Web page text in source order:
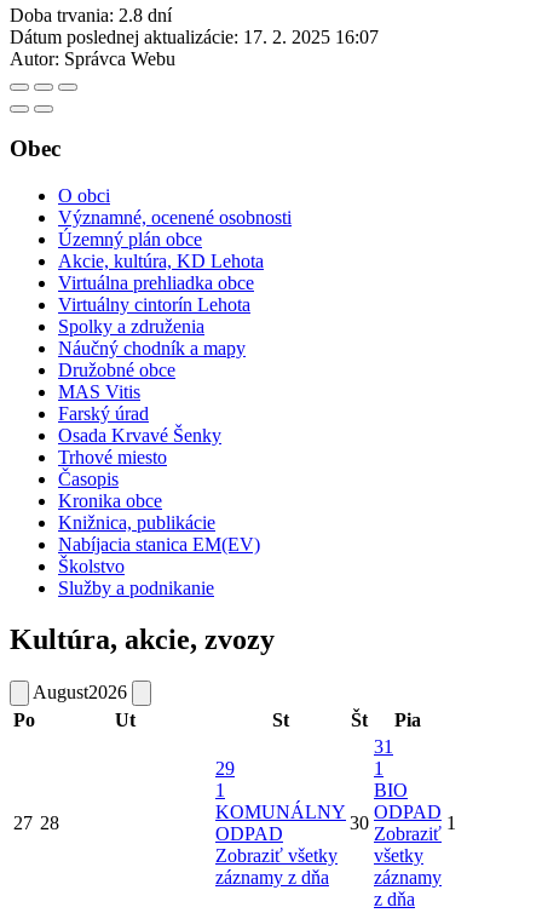
Doba trvania: 2.8 dní
Dátum poslednej aktualizácie: 17. 2. 2025 16:07
Autor: Správca Webu
Obec
O obci
Významné, ocenené osobnosti
Územný plán obce
Akcie, kultúra, KD Lehota
Virtuálna prehliadka obce
Virtuálny cintorín Lehota
Spolky a združenia
Náučný chodník a mapy
Družobné obce
MAS Vitis
Farský úrad
Osada Krvavé Šenky
Trhové miesto
Časopis
Kronika obce
Knižnica, publikácie
Nabíjacia stanica EM(EV)
Školstvo
Služby a podnikanie
Kultúra, akcie, zvozy
August2026
Po
Ut St Št Pia
27 28
29
1
KOMUNÁLNY
ODPAD
Zobraziť všetky
záznamy z dňa
30
31
1
BIO
ODPAD
Zobraziť
všetky
záznamy
z dňa
1